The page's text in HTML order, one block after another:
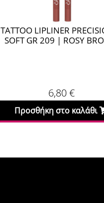
TATTOO LIPLINER
SOFT GR 209 | ROSY
6,80€
Προσθήκη στο καλάθι